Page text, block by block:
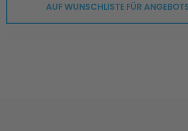
AUF WUNSCHLISTE FÜR